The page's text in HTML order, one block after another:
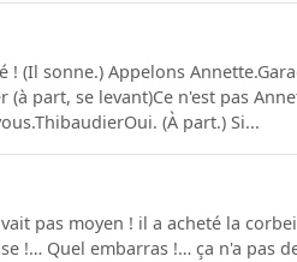
(Il sonne.) Appelons
part, se levant)Ce n'est pas
(À part.) Si...
pas moyen ! il a acheté la
!… Quel embarras !… ça n'a pas